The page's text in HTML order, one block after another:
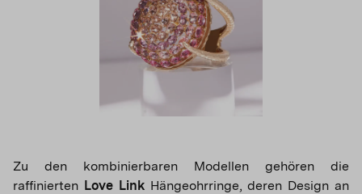
Zu den kombinierbaren Modellen gehören die
raffinierten Love LinkHängeohrringe, deren Design an